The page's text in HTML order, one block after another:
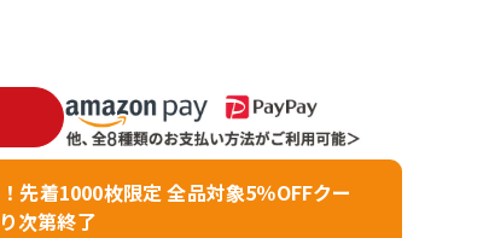
先着1000枚限定 全品対象5％OFFクー
次第終了